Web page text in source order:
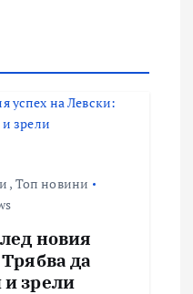
, Топ новини
новия
да
зрели